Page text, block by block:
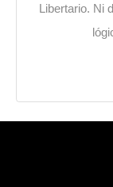
Libertario. Ni